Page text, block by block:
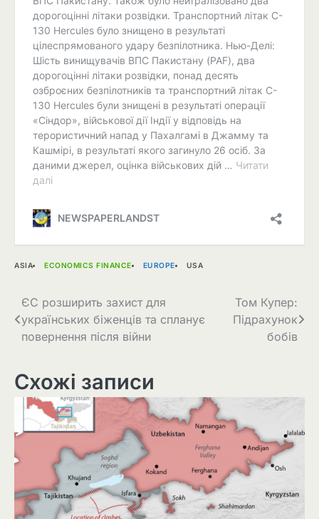
ASIA ECONOMICS FINANCE EUROPE USA
Навігація
записів
ЄС розширить захист для
українських біженців та спланує
повернення після війни
Том Купер:
Підрахунок
бобів
Схожі записи